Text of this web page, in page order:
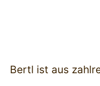
Bertl ist aus